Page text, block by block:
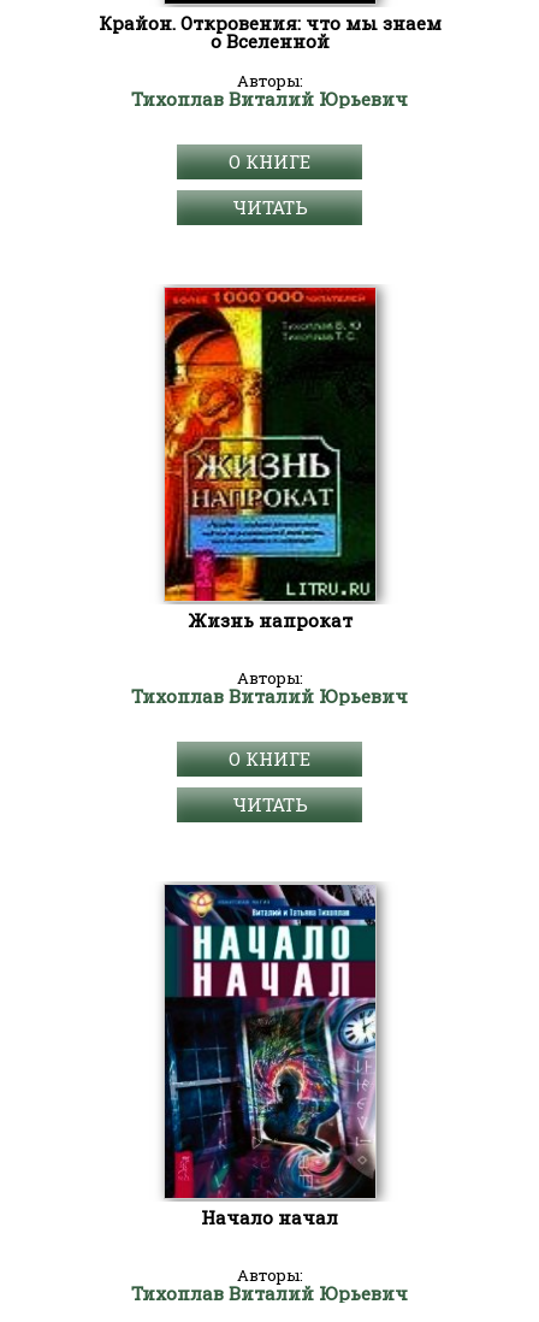
Крайон. Откровения: что мы знаем
о Вселенной
Авторы:
Тихоплав Виталий Юрьевич
О КНИГЕ
ЧИТАТЬ
Жизнь напрокат
Авторы:
Тихоплав Виталий Юрьевич
О КНИГЕ
ЧИТАТЬ
Начало начал
Авторы:
Тихоплав Виталий Юрьевич